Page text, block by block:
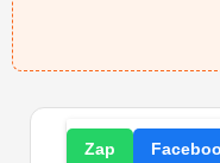
Home » Desenhos
Zap